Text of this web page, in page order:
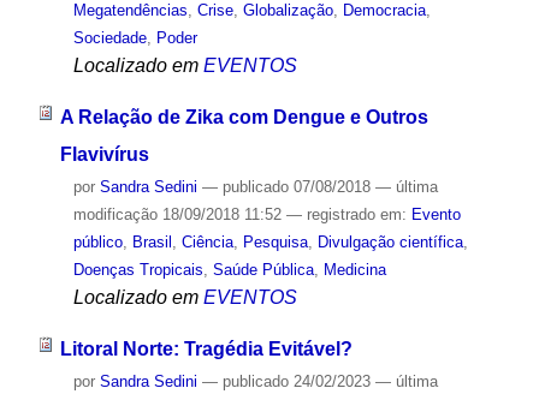
Megatendências, Crise, Globalização, Democracia,
Sociedade, Poder
Localizado em EVENTOS
A Relação de Zika com Dengue e Outros
Flavivírus
por Sandra Sedini — publicado07/08/2018 — última
modificação18/09/2018 11:52 — registrado em: Evento
público, Brasil , Ciência, Pesquisa, Divulgação científica,
Doenças Tropicais, Saúde Pública, Medicina
Localizado em EVENTOS
Litoral Norte: Tragédia Evitável?
por Sandra Sedini — publicado24/02/2023 — última